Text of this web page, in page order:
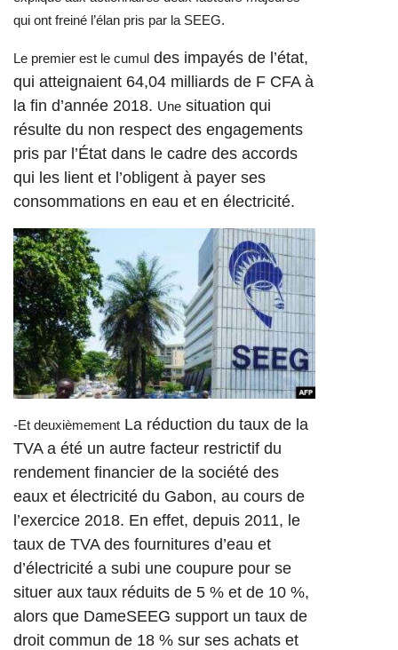
qui ont freiné l’élan pris par la SEEG.
Le premier est le cumul des impayés de l’état,
qui atteignaient 64,04 milliards de F CFA à
la fin d’année 2018. Une situation qui
résulte du non respect des engagements
pris par l’État dans le cadre des accords
qui les lient et l’obligent à payer ses
consommations en eau et en électricité.
-Et deuxièmement La réduction du taux de la
TVA a été un autre facteur restrictif du
rendement financier de la société des
eaux et électricité du Gabon, au cours de
l’exercice 2018. En effet, depuis 2011, le
taux de TVA des fournitures d’eau et
d’électricité a subi une coupure pour se
situer aux taux réduits de 5 % et de 10 %,
alors que DameSEEG support un taux de
droit commun de 18 % sur ses achats et